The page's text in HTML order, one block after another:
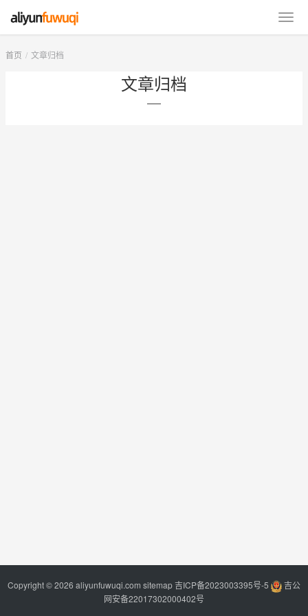
首页 文章归档
文章归档
Copyright © 2026 aliyunfuwuqi.com sitemap吉ICP备2023003395号-5
吉公
网安备22017302000402号